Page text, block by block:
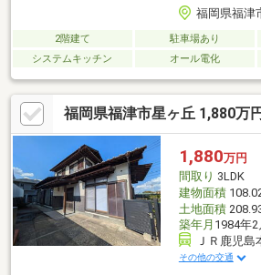
福岡県福津
2階建て 駐車場あり
システムキッチン
オール電化
福岡県福津市星ヶ丘 1,880万
1,880万円
間取り 3LDK
建物面積
土地面積
築年月 1984年
ＪＲ鹿児島
その他の交通